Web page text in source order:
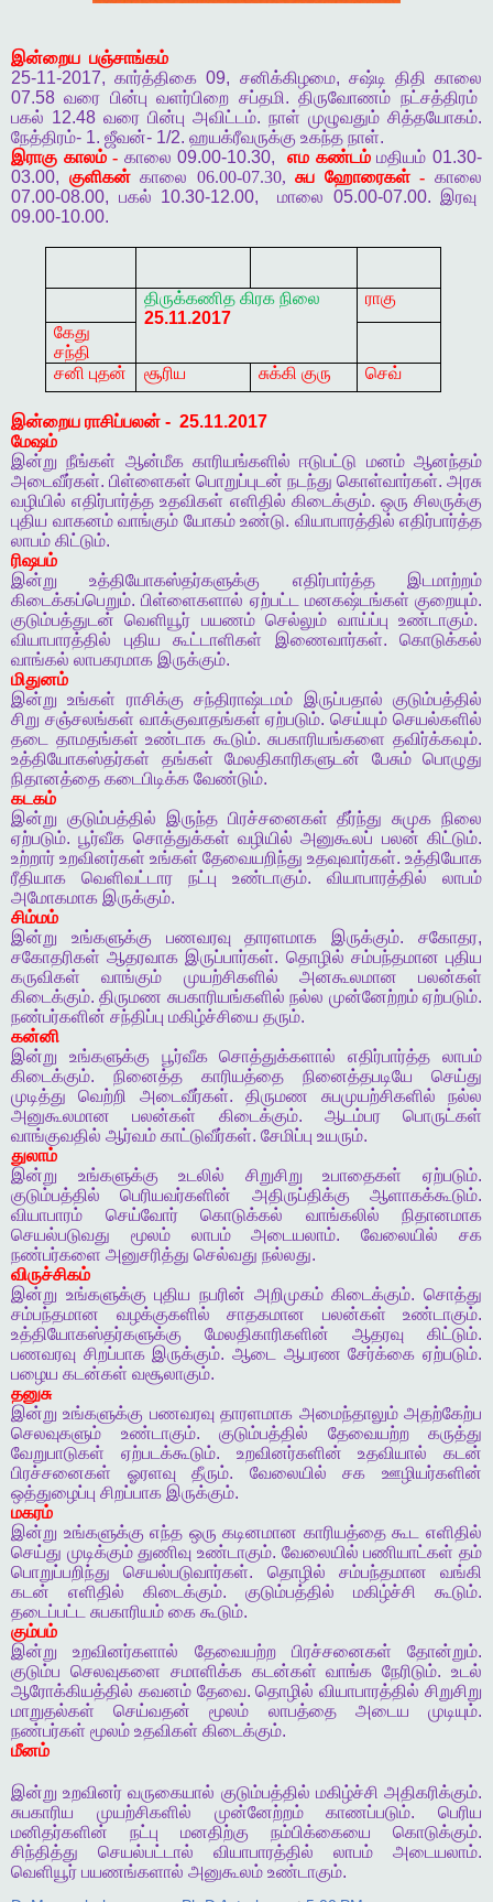
இன்றைய பஞ்சாங்கம்
25-11-2017,கார்த்திகை 09, சனிக்கிழமை, சஷ்டி திதி காலை
07.58வரை பின்பு வளர்பிறை சப்தமி.திருவோணம் நட்சத்திரம்
பகல் 12.48 வரை பின்பு அவிட்டம். நாள் முழுவதும் சித்தயோகம்.
நேத்திரம்- 1. ஜீவன்- 1/2. ஹயக்ரீவருக்கு உகந்த நாள்.
இராகு காலம் - காலை 09.00-10.30,எம கண்டம் மதியம் 01.30-
03.00, குளிகன்காலை 06.00-07.30,சுப ஹோரைகள் - காலை
07.00-08.00, பகல் 10.30-12.00,மாலை 05.00-07.00. இரவு
09.00-10.00.
திருக்கணித கிரக நிலை
25.11.2017
ராகு
கேது
சந்தி
சனி புதன்
சூரிய சுக்கி குரு செவ்
இன்றைய ராசிப்பலன் - 25.11.2017
மேஷம்
இன்று நீங்கள் ஆன்மீக காரியங்களில் ஈடுபட்டு மனம் ஆனந்தம்
அடைவீர்கள். பிள்ளைகள் பொறுப்புடன் நடந்து கொள்வார்கள். அரசு
வழியில் எதிர்பார்த்த உதவிகள் எளிதில் கிடைக்கும். ஒரு சிலருக்கு
புதிய வாகனம் வாங்கும் யோகம் உண்டு. வியாபாரத்தில் எதிர்பார்த்த
லாபம் கிட்டும்.
ரிஷபம்
இன்று
உத்தியோகஸ்தர்களுக்கு எதிர்பார்த்த
இடமாற்றம்
கிடைக்கப்பெறும்.பிள்ளைகளால் ஏற்பட்ட மனகஷ்டங்கள் குறையும்.
குடும்பத்துடன்
வெளியூர் பயணம் செல்லும் வாய்ப்பு உண்டாகும்.
வியாபாரத்தில்
புதிய கூட்டாளிகள் இணைவார்கள். கொடுக்கல்
வாங்கல் லாபகரமாக இருக்கும்.
மிதுனம்
இன்று
உங்கள் ராசிக்கு சந்திராஷ்டமம் இருப்பதால் குடும்பத்தில்
சிறு சஞ்சலங்கள் வாக்குவாதங்கள் ஏற்படும்.செய்யும் செயல்களில்
தடை
தாமதங்கள் உண்டாக கூடும்.சுபகாரியங்களை தவிர்க்கவும்.
உத்தியோகஸ்தர்கள்
தங்கள் மேலதிகாரிகளுடன் பேசும்
பொழுது
நிதானத்தை கடைபிடிக்க வேண்டும்.
கடகம்
இன்று குடும்பத்தில் இருந்த பிரச்சனைகள் தீர்ந்து சுமுக நிலை
ஏற்படும்.பூர்வீக சொத்துக்கள் வழியில் அனுகூலப் பலன் கிட்டும்.
உற்றார் உறவினர்கள் உங்கள் தேவையறிந்து உதவுவார்கள். உத்தியோக
ரீதியாக
வெளிவட்டார நட்பு உண்டாகும். வியாபாரத்தில்
லாபம்
அமோகமாக இருக்கும்.
சிம்மம்
இன்று
உங்களுக்கு பணவரவு தாரளமாக இருக்கும்.சகோதர,
சகோதரிகள் ஆதரவாக இருப்பார்கள். தொழில் சம்பந்தமான புதிய
கருவிகள்
வாங்கும் முயற்சிகளில் அனகூலமான
பலன்கள்
கிடைக்கும்.திருமண சுபகாரியங்களில் நல்ல முன்னேற்றம் ஏற்படும்.
நண்பர்களின் சந்திப்பு மகிழ்ச்சியை தரும்.
கன்னி
இன்று
உங்களுக்கு பூர்வீக சொத்துக்களால் எதிர்பார்த்த
லாபம்
கிடைக்கும். நினைத்த காரியத்தை நினைத்தபடியே
செய்து
முடித்து
வெற்றி அடைவீர்கள்.திருமண சுபமுயற்சிகளில்
நல்ல
அனுகூலமான
பலன்கள் கிடைக்கும். ஆடம்பர
பொருட்கள்
வாங்குவதில் ஆர்வம் காட்டுவீர்கள். சேமிப்பு உயரும்.
துலாம்
இன்று
உங்களுக்கு உடலில் சிறுசிறு உபாதைகள் ஏற்படும்.
குடும்பத்தில்
பெரியவர்களின் அதிருப்திக்கு ஆளாகக்கூடும்.
வியாபாரம்
செய்வோர் கொடுக்கல் வாங்கலில்
நிதானமாக
செயல்படுவது
மூலம் லாபம் அடையலாம்.வேலையில்
சக
நண்பர்களை அனுசரித்து செல்வது நல்லது.
விருச்சிகம்
இன்று உங்களுக்கு புதிய நபரின் அறிமுகம் கிடைக்கும்.சொத்து
சம்பந்தமான
வழக்குகளில் சாதகமான பலன்கள் உண்டாகும்.
உத்தியோகஸ்தர்களுக்கு
மேலதிகாரிகளின் ஆதரவு கிட்டும்.
பணவரவு சிறப்பாக இருக்கும்.ஆடை ஆபரண சேர்க்கை ஏற்படும்.
பழைய கடன்கள் வசூலாகும்.
தனுசு
இன்று உங்களுக்கு பணவரவு தாரளமாக அமைந்தாலும் அதற்கேற்ப
செலவுகளும்
உண்டாகும். குடும்பத்தில் தேவையற்ற
கருத்து
வேறுபாடுகள்
ஏற்படக்கூடும். உறவினர்களின் உதவியால்
கடன்
பிரச்சனைகள்
ஓரளவு தீரும். வேலையில் சக
ஊழியர்களின்
ஒத்துழைப்பு சிறப்பாக இருக்கும்.
மகரம்
இன்று உங்களுக்கு எந்த ஒரு கடினமான காரியத்தை கூட
எளிதில்
செய்து முடிக்கும் துணிவு உண்டாகும். வேலையில் பணியாட்கள் தம்
பொறுப்பறிந்து
செயல்படுவார்கள். தொழில் சம்பந்தமான
வங்கி
கடன்
எளிதில் கிடைக்கும். குடும்பத்தில் மகிழ்ச்சி கூடும்.
தடைப்பட்ட
சுபகாரியம் கை கூடும்.
கும்பம்
இன்று
உறவினர்களால் தேவையற்ற பிரச்சனைகள் தோன்றும்.
குடும்ப செலவுகளை சமாளிக்க கடன்கள் வாங்க நேரிடும்.உடல்
ஆரோக்கியத்தில் கவனம் தேவை.தொழில் வியாபாரத்தில் சிறுசிறு
மாறுதல்கள்
செய்வதன் மூலம் லாபத்தை அடைய முடியும்.
நண்பர்கள் மூலம் உதவிகள் கிடைக்கும்.
மீனம்
இன்று உறவினர் வருகையால் குடும்பத்தில் மகிழ்ச்சி அதிகரிக்கும்.
சுபகாரிய
முயற்சிகளில் முன்னேற்றம் காணப்படும். பெரிய
மனிதர்களின்
நட்பு மனதிற்கு நம்பிக்கையை கொடுக்கும்.
சிந்தித்து
செயல்பட்டால் வியாபாரத்தில் லாபம் அடையலாம்.
வெளியூர் பயணங்களால் அனுகூலம் உண்டாகும்.